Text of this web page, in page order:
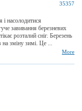
35357
насолодитися
завивання березневих
розталий сніг. Березень
зміну зимі. Це ...
More